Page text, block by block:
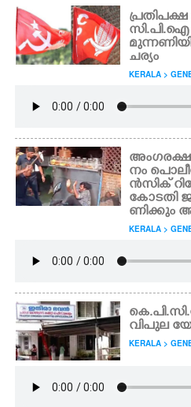
സി.പി.ഐ
ചര്യം
KERALA >
നം
ൻസിക്
കോടതി
ണിക്കും
KERALA >
വിപുല
KERALA >